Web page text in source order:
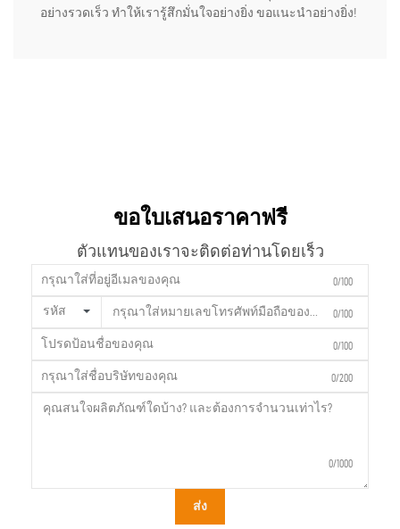
อย่างรวดเร็ว ทำให้เรารู้สึกมั่นใจอย่างยิ่ง ขอแนะนำอย่างยิ่ง!
ขอใบเสนอราคาฟรี
ตัวแทนของเราจะติดต่อท่านโดยเร็ว
0/100
รหัส 0/100
0/100
0/200
0/1000
ส่ง